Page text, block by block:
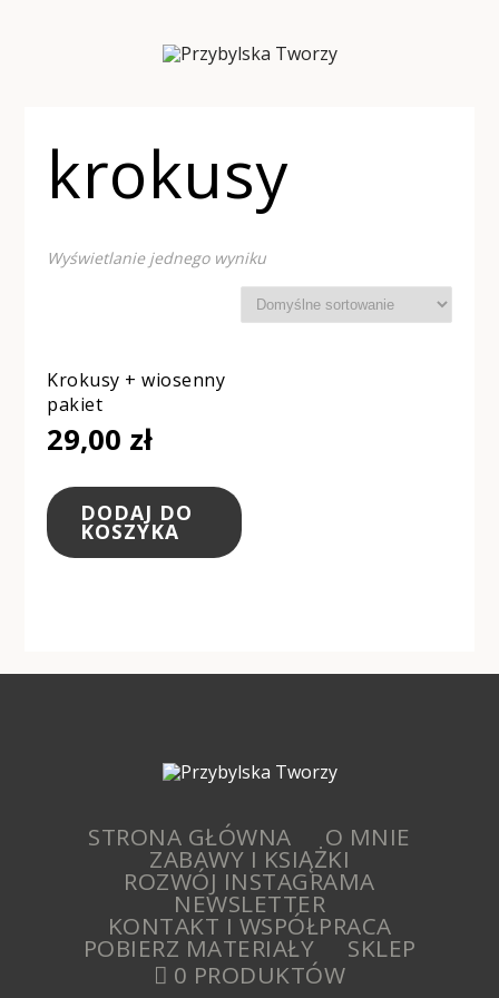
krokusy
Wyświetlanie jednego wyniku
Krokusy + wiosenny
pakiet
29,00 zł
DODAJ DO
KOSZYKA
STRONA GŁÓWNA O MNIE
ZABAWY I KSIĄŻKI
ROZWÓJ INSTAGRAMA
NEWSLETTER
KONTAKT I WSPÓŁPRACA
POBIERZ MATERIAŁY
SKLEP
0 PRODUKTÓW